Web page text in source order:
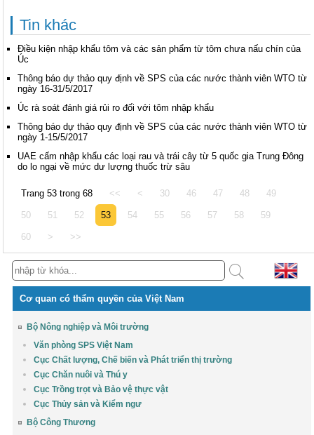
Tin khác
Điều kiện nhập khẩu tôm và các sản phẩm từ tôm chưa nấu chín của
Úc
Thông báo dự thảo quy định về SPS của các nước thành viên WTO từ
ngày 16-31/5/2017
Úc rà soát đánh giá rủi ro đối với tôm nhập khẩu
Thông báo dự thảo quy định về SPS của các nước thành viên WTO từ
ngày 1-15/5/2017
UAE cấm nhập khẩu các loại rau và trái cây từ 5 quốc gia Trung Đông
do lo ngại về mức dư lượng thuốc trừ sâu
Trang 53 trong 68 << < 30 46 47 48 49
50 51 52 53 54 55 56 57 58 59
60 > >>
Cơ quan có thẩm quyền của Việt Nam
Bộ Nông nghiệp và Môi trường
Văn phòng SPS Việt Nam
Cục Chất lượng, Chế biến và Phát triển thị trường
Cục Chăn nuôi và Thú y
Cục Trồng trọt và Bảo vệ thực vật
Cục Thủy sản và Kiểm ngư
Bộ Công Thương